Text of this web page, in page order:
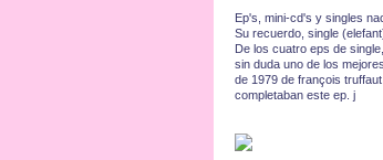
Ep's, mini-cd's y singles
Su recuerdo, single
De los cuatro eps de
sin duda uno de los
de 1979 de françois
completaban este ep. j